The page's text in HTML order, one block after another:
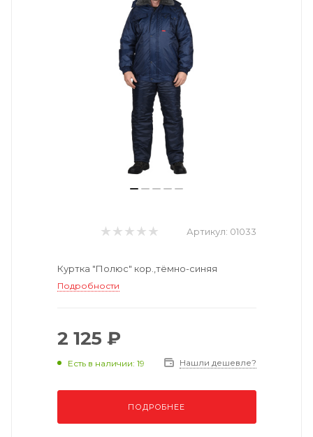
Артикул: 01033
Куртка "Полюс" кор.,тёмно-синяя
Подробности
2 125 ₽
Есть в наличии: 19 Нашли дешевле?
ПОДРОБНЕЕ